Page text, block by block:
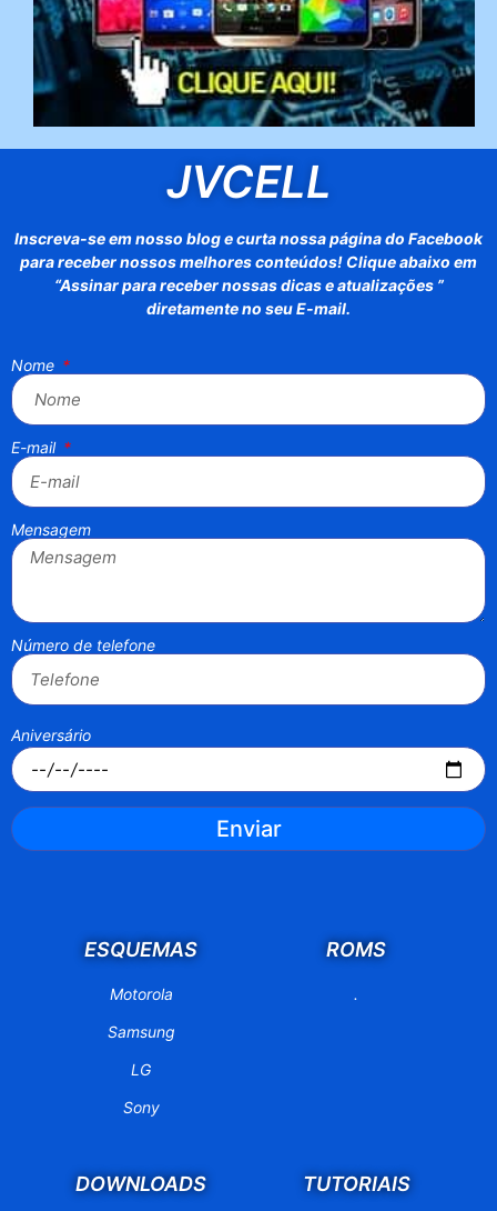
JVCELL
Inscreva-se em nosso blog e curta nossa página do Facebook
para receber nossos melhores conteúdos! Clique abaixo em
“Assinar para receber nossas dicas e atualizações ”
diretamente no seu E-mail.
Nome
E-mail
Mensagem
Número de telefone
Aniversário
Enviar
ESQUEMAS
Motorola
Samsung
LG
Sony
ROMS
.
DOWNLOADS TUTORIAIS